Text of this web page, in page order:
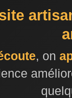
, on